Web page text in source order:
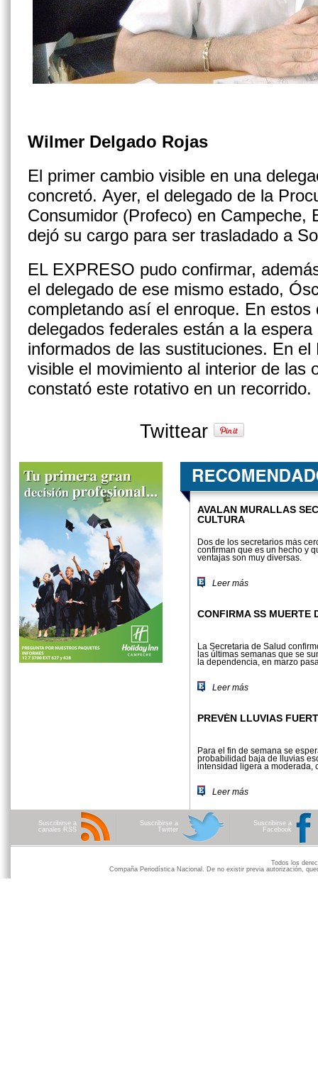
Wilmer Delgado Rojas
El primer cambio visible en una
concretó. Ayer, el delegado de la
Consumidor (Profeco) en Campeche,
dejó su cargo para ser trasladado a
EL EXPRESO pudo confirmar,
el delegado de ese mismo estado,
completando así el enroque. En
delegados federales están a la
informados de las sustituciones. En el
visible el movimiento al interior de las
constató este rotativo en un recorrido.
Twittear
AVALAN MURALLAS
CULTURA
Dos de los secretarios más
confirman que es un hecho y
ventajas son muy diversas.
Leer más
CONFIRMA SS MUERTE
La Secretaría de Salud
las últimas semanas que se
la depen­dencia, en marzo
Leer más
PREVÉN LLUVIAS
Para el fin de semana se
probabilidad baja de lluvias
intensidad ligera a moderada,
Leer más
Suscribirse a
canales RSS
Suscribirse a
Twitter
Suscribirse a
Facebook
Todos los
Compaña Periodística Nacional. De no existir previa autorización,